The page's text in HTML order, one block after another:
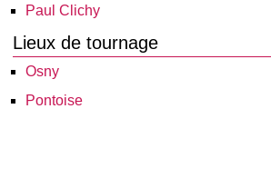
Paul Clichy
Lieux de tournage
Osny
Pontoise